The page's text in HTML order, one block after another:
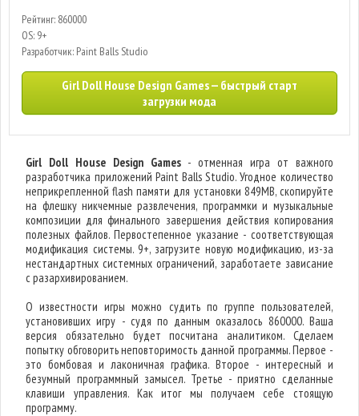
Рейтинг: 860000
OS: 9+
Разработчик: Paint Balls Studio
Girl Doll House Design Games — быстрый старт
загрузки мода
Girl Doll House Design Games- отменная игра от важного
разработчика приложений Paint Balls Studio. Угодное количество
неприкрепленной flash памяти для установки 849MB, скопируйте
на флешку никчемные развлечения, программки и музыкальные
композиции для финального завершения действия копирования
полезных файлов. Первостепенное указание - соответствующая
модификация системы. 9+, загрузите новую модификацию, из-за
нестандартных системных ограничений, заработаете зависание
с разархивированием.
О известности игры можно судить по группе пользователей,
установивших игру - судя по данным оказалось 860000. Ваша
версия обязательно будет посчитана аналитиком. Сделаем
попытку обговорить неповторимость данной программы. Первое -
это бомбовая и лаконичная графика. Второе - интересный и
безумный программный замысел. Третье - приятно сделанные
клавиши управления. Как итог мы получаем себе стоящую
программу.